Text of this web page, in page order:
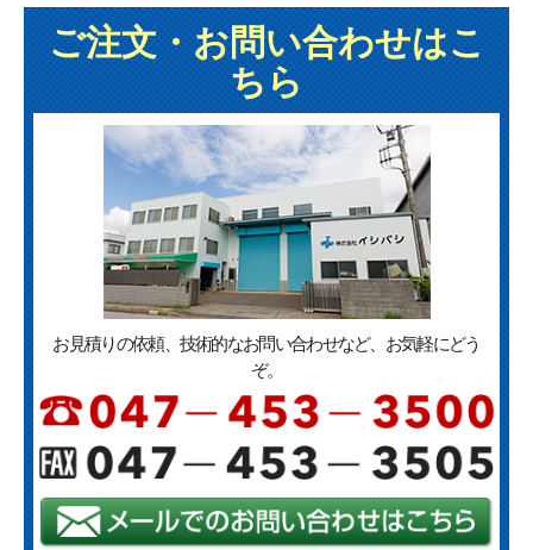
ご注文・お問い合わせはこ
ちら
お見積りの依頼、技術的なお問い合わせなど、お気軽にどう
ぞ。